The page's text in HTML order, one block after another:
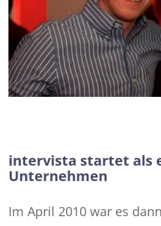
intervista startet als
Unternehmen
Im April 2010 war es